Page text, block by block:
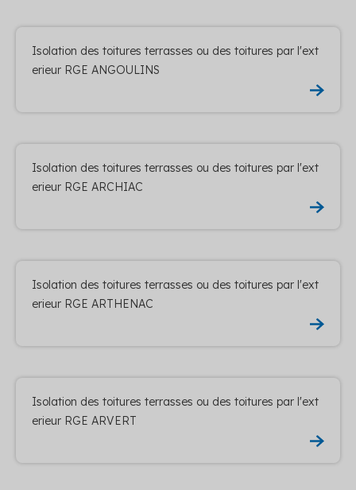
Isolation des toitures terrasses ou des toitures par l'ext
erieur RGE ANGOULINS
Isolation des toitures terrasses ou des toitures par l'ext
erieur RGE ARCHIAC
Isolation des toitures terrasses ou des toitures par l'ext
erieur RGE ARTHENAC
Isolation des toitures terrasses ou des toitures par l'ext
erieur RGE ARVERT